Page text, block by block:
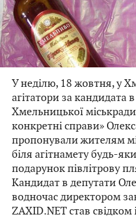
У неділю, 18 жовтня, у
агітатори за кандидата
Хмельницької міськради
конкретні справи»
пропонували жителям
біля агітнамету будь-
подарунок півлітрову
Кандидат в депутати
водночас директором
ZAXID.NET став свідком